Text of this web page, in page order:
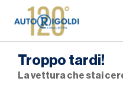
Troppo tardi!
La vettura che stai